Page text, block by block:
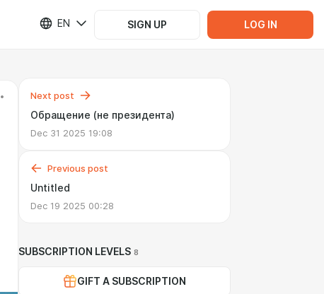
EN SIGN UP LOG IN
Next post
Обращение (не президента)
Dec 31 2025 19:08
Previous post
Untitled
Dec 19 2025 00:28
SUBSCRIPTION LEVELS 8
GIFT A SUBSCRIPTION